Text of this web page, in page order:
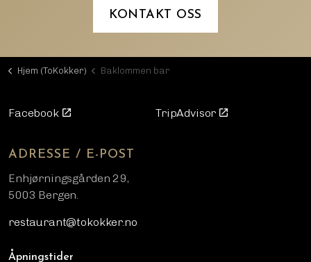
KONTAKT OSS
Hjem (ToKokker) Baklommen bar
Facebook TripAdvisor
ADRESSE / E-POST
Enhjørningsgården 29,
5003 Bergen.
restaurant@tokokker.no
Åpningstider